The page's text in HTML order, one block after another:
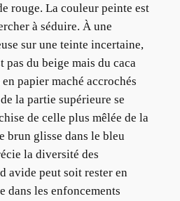
rouge. La couleur peinte est
à séduire. À une
sur une teinte incertaine,
pas du beige mais du caca
papier maché accrochés
la partie supérieure se
de celle plus mêlée de la
brun glisse dans le bleu
la diversité des
avide peut soit rester en
dans les enfoncements